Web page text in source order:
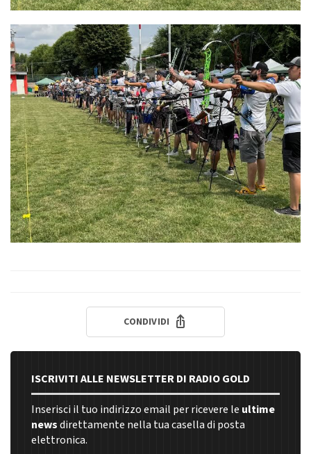
CONDIVIDI
ISCRIVITI ALLE NEWSLETTER DI RADIO GOLD
Inserisci il tuo indirizzo email per ricevere le ultime
newsdirettamente nella tua casella di posta
elettronica.